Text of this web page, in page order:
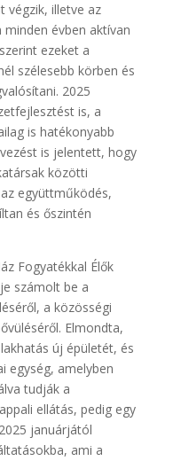
végzik, illetve az
évben aktívan
ezeket a
szélesebb körben és
2025
is, a
is hatékonyabb
is jelentett, hogy
közötti
együttműködés,
és őszintén
Fogyatékkal Élők
számolt be a
a közösségi
Elmondta,
új épületét, és
egység, amelyben
tudják a
ellátás, pedig egy
januárjától
ami a